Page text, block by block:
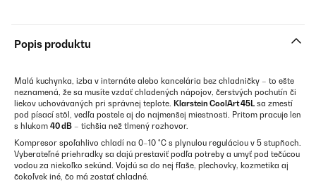
Popis produktu
Malá kuchynka, izba v internáte alebo kancelária bez chladničky – to ešte
neznamená, že sa musíte vzdať chladených nápojov, čerstvých pochutín či
liekov uchovávaných pri správnej teplote. Klarstein CoolArt 45L sa zmestí
pod písací stôl, vedľa postele aj do najmenšej miestnosti. Pritom pracuje len
s hlukom 40 dB – tichšia než tlmený rozhovor.
Kompresor spoľahlivo chladí na 0–10 °C s plynulou reguláciou v 5 stupňoch.
Vyberateľné priehradky sa dajú prestaviť podľa potreby a umyť pod tečúcou
vodou za niekoľko sekúnd. Vojdú sa do nej fľaše, plechovky, kozmetika aj
čokoľvek iné, čo má zostať chladné.